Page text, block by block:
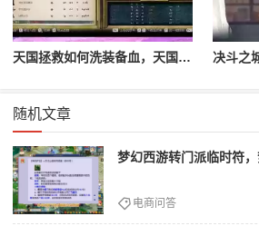
天国拯救如何洗装备血，天国拯救怎么洗衣服
随机文章
梦幻西游转门派临时符
电商问答